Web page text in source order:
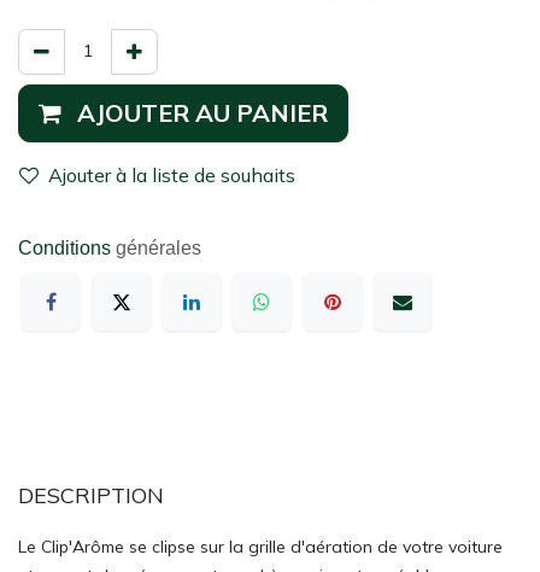
AJOUTER AU PANIER
Ajouter à la liste de souhaits
Conditions générales
DESCRIPTION
Le Clip'Arôme se clipse sur la grille d'aération de votre voiture